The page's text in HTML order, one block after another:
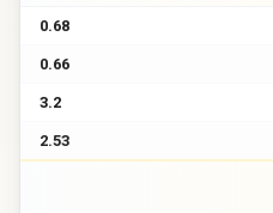
0.68
0.66
3.2
2.53